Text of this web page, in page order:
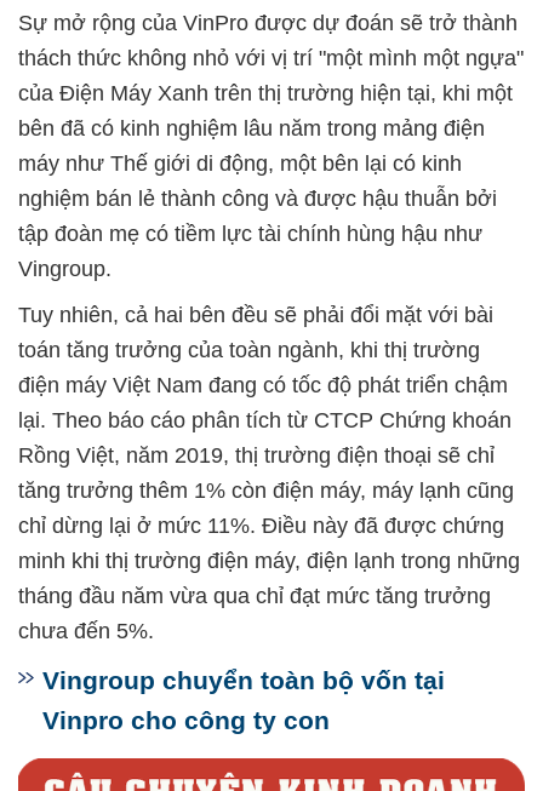
Sự mở rộng của VinPro được dự đoán sẽ trở thành
thách thức không nhỏ với vị trí "một mình một ngựa"
của Điện Máy Xanh trên thị trường hiện tại, khi một
bên đã có kinh nghiệm lâu năm trong mảng điện
máy như Thế giới di động, một bên lại có kinh
nghiệm bán lẻ thành công và được hậu thuẫn bởi
tập đoàn mẹ có tiềm lực tài chính hùng hậu như
Vingroup.
Tuy nhiên, cả hai bên đều sẽ phải đổi mặt với bài
toán tăng trưởng của toàn ngành, khi thị trường
điện máy Việt Nam đang có tốc độ phát triển chậm
lại. Theo báo cáo phân tích từ CTCP Chứng khoán
Rồng Việt, năm 2019, thị trường điện thoại sẽ chỉ
tăng trưởng thêm 1% còn điện máy, máy lạnh cũng
chỉ dừng lại ở mức 11%. Điều này đã được chứng
minh khi thị trường điện máy, điện lạnh trong những
tháng đầu năm vừa qua chỉ đạt mức tăng trưởng
chưa đến 5%.
Vingroup chuyển toàn bộ vốn tại
Vinpro cho công ty con